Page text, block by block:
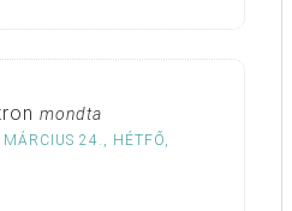
mondta
24., HÉTFŐ,